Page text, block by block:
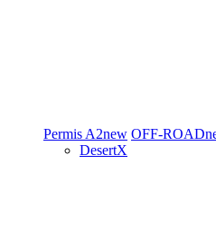
Permis A2new OFF-ROAD
DesertX